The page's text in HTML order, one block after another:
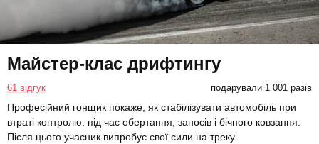
Майстер-клас дрифтингу
61 відгук подарували 1 001 разів
Професійний гонщик покаже, як стабілізувати автомобіль при
втраті контролю: під час обертання, заносів і бічного ковзання.
Після цього учасник випробує свої сили на треку.